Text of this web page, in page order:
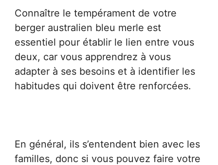
Connaître le tempérament de votre
berger australien bleu merle est
essentiel pour établir le lien entre vous
deux, car vous apprendrez à vous
adapter à ses besoins et à identifier les
habitudes qui doivent être renforcées.
En général, ils s’entendent bien avec les
familles, donc si vous pouvez faire votre